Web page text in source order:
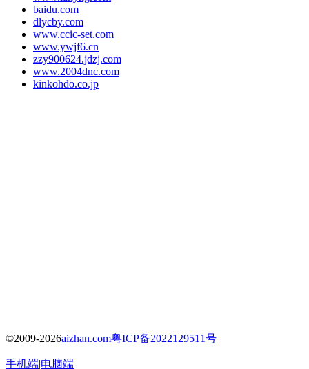
baidu.com
dlycby.com
www.ccic-set.com
www.ywjf6.cn
zzy900624.jdzj.com
www.2004dnc.com
kinkohdo.co.jp
©2009-2026aizhan.com粤ICP备2022129511号
手机端|电脑端